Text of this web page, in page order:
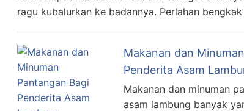
ragu kubalurkan ke badannya. Perlahan
Makanan dan
Penderita Asam
Makanan dan minuman
asam lambung banyak